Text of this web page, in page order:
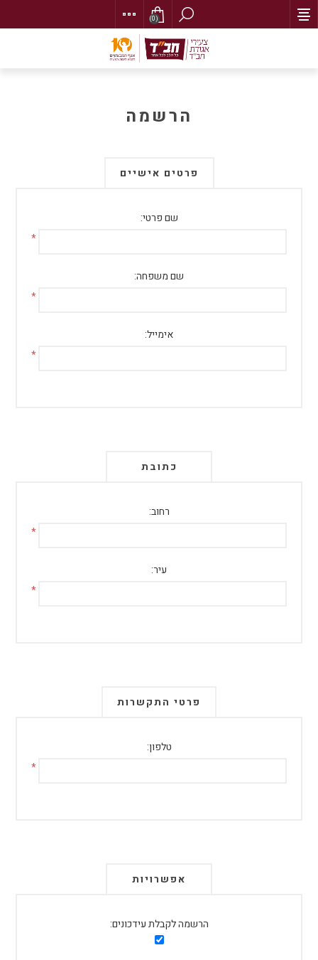
(0)
הרשמה
פרטים אישיים
שם פרטי:
*
שם משפחה:
*
אימייל:
*
כתובת
רחוב:
*
עיר:
*
פרטי התקשרות
טלפון:
*
אפשרויות
הרשמה לקבלת עידכונים: